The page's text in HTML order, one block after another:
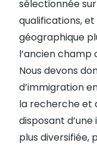
sélectionnée
qualifications,
géographique
l’ancien
Nous devons
d’immigration
la recherche et
disposant
plus diversifiée,